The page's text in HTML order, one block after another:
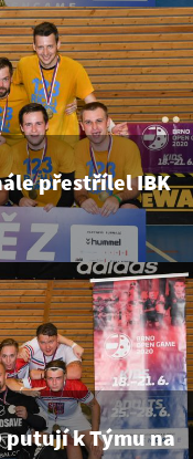
přestřílel IBK
putují k Týmu na